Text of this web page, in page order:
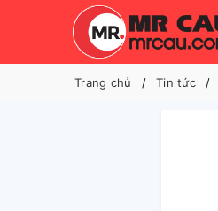
Trang chủ Tin tức